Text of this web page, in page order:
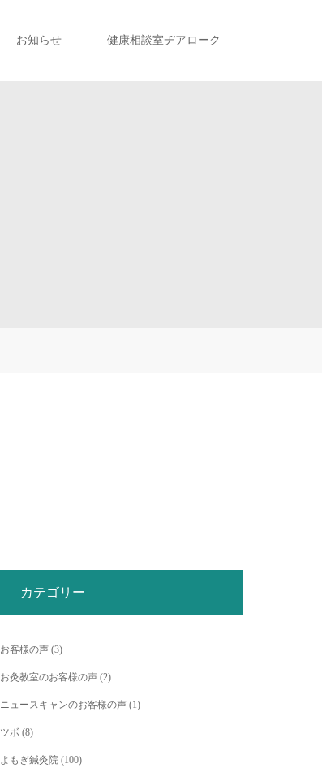
お知らせ 健康相談室ヂアローク
カテゴリー
お客様の声 (3)
お灸教室のお客様の声 (2)
ニュースキャンのお客様の声 (1)
ツボ (8)
よもぎ鍼灸院 (100)